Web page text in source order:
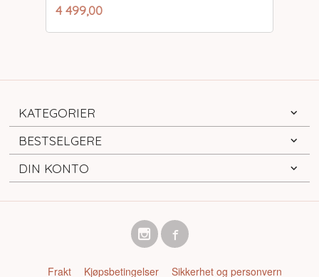
Pris
4 499,00mva.
KATEGORIER
BESTSELGERE
DIN KONTO
Frakt Kjøpsbetingelser Sikkerhet og personvern